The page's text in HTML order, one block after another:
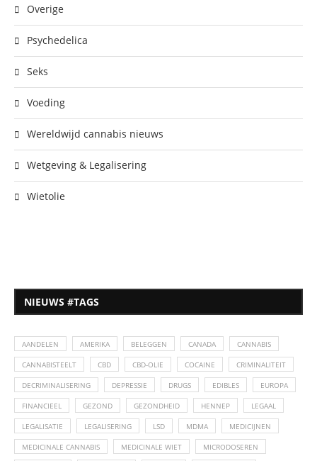
Overige
Psychedelica
Seks
Voeding
Wereldwijd cannabis nieuws
Wetgeving & Legalisering
Wietolie
NIEUWS #TAGS
AANDELEN AMERIKA BELEGGEN CANADA CANNABIS
CANNABISTEELT CBD CBD-OLIE COCAINE CRIMINALITEIT
DECRIMINALISERING DEPRESSIE DRUGS EDIBLES EUROPA
FINANCIEEL GEZOND GEZONDHEID HENNEP LEGAAL
LEGALISATIE LEGALISERING LSD MDMA MEDICIJNEN
MEDICINALE CANNABIS MEDICINALE WIET MICRODOSEREN